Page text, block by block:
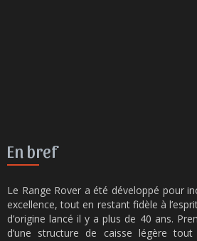
En bref
Le Range Rover a été développé pour
excellence, tout en restant fidèle à
d’origine lancé il y a plus de 40 ans.
d’une structure de caisse légère